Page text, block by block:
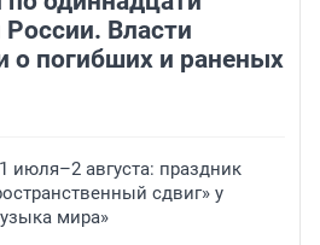
Власти
о погибших и раненых
июля–2 августа: праздник
сдвиг» у
мира»